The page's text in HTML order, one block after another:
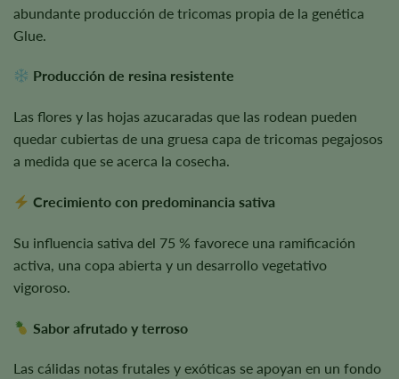
abundante producción de tricomas propia de la genética
Glue.
Producción de resina resistente
Las flores y las hojas azucaradas que las rodean pueden
quedar cubiertas de una gruesa capa de tricomas pegajosos
a medida que se acerca la cosecha.
Crecimiento con predominancia sativa
Su influencia sativa del 75 % favorece una ramificación
activa, una copa abierta y un desarrollo vegetativo
vigoroso.
Sabor afrutado y terroso
Las cálidas notas frutales y exóticas se apoyan en un fondo